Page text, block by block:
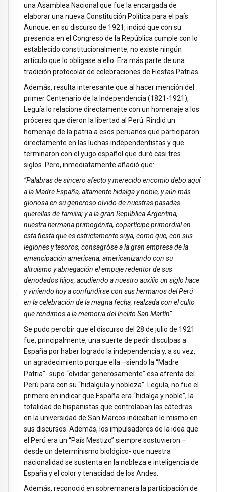
una Asamblea Nacional que fue la encargada de
elaborar una nueva Constitución Política para el país.
Aunque, en su discurso de 1921, indicó que con su
presencia en el Congreso de la República cumple con lo
establecido constitucionalmente, no existe ningún
artículo que lo obligase a ello. Era más parte de una
tradición protocolar de celebraciones de Fiestas Patrias.
Además, resulta interesante que al hacer mención del
primer Centenario de la Independencia (1821-1921),
Leguía lo relacione directamente con un homenaje a los
próceres que dieron la libertad al Perú. Rindió un
homenaje de la patria a esos peruanos que participaron
directamente en las luchas independentistas y que
terminaron con el yugo español que duró casi tres
siglos. Pero, inmediatamente añadió que:
“Palabras de sincero afecto y merecido encomio debo aquí
a la Madre España, altamente hidalga y noble, y aún más
gloriosa en su generoso olvido de nuestras pasadas
querellas de familia; y a la gran República Argentina,
nuestra hermana primogénita, copartícipe primordial en
esta fiesta que es estrictamente suya, como que, con sus
legiones y tesoros, consagróse a la gran empresa de la
emancipación americana, americanizando con su
altruismo y abnegación el empuje redentor de sus
denodados hijos, acudiendo a nuestro auxilio un siglo hace
y viniendo hoy a confundirse con sus hermanos del Perú
en la celebración de la magna fecha, realzada con el culto
que rendimos a la memoria del ínclito San Martín”.
Se pudo percibir que el discurso del 28 de julio de 1921
fue, principalmente, una suerte de pedir disculpas a
España por haber logrado la independencia y, a su vez,
un agradecimiento porque ella –siendo la “Madre
Patria”- supo “olvidar generosamente” esa afrenta del
Perú para con su “hidalguía y nobleza”. Leguía, no fue el
primero en indicar que España era “hidalga y noble”, la
totalidad de hispanistas que controlaban las cátedras
en la universidad de San Marcos indicaban lo mismo en
sus discursos. Además, los impulsadores de la idea que
el Perú era un “País Mestizo” siempre sostuvieron –
desde un determinismo biológico- que nuestra
nacionalidad se sustenta en la nobleza e inteligencia de
España y el color y tenacidad de los Andes.
Además, reconoció en sobremanera la participación de